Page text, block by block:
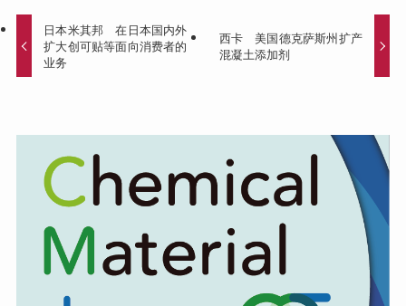
日本米其邦 在日本国内外
扩大创可贴等面向消费者的
业务
西卡 美国德克萨斯州扩产
混凝土添加剂